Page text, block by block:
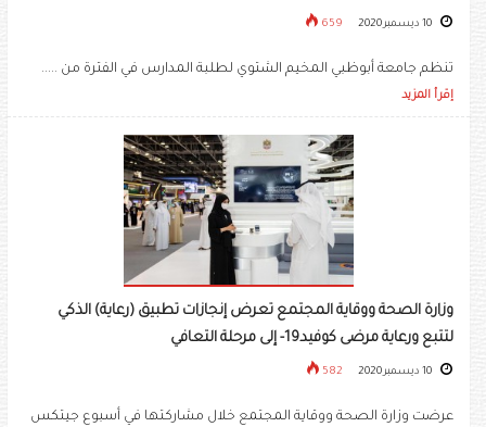
659
تنظم جامعة أبوظبي المخيم الشتوي لطلبة المدارس في الفترة من .....
إقرأ المزيد
وزارة الصحة ووقاية المجتمع تعرض إنجازات تطبيق (رعاية) الذكي
لتتبع ورعاية مرضى كوفيد19- إلى مرحلة التعافي
582
عرضت وزارة الصحة ووقاية المجتمع خلال مشاركتها في أسبوع جيتكس